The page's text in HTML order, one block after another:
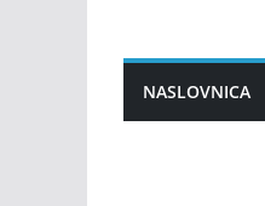
contentNASLOVNICA